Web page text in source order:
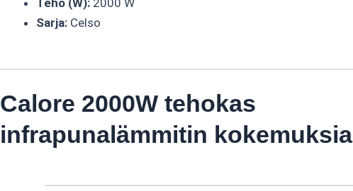
Sarja:Celso
Calore 2000W tehokas
infrapunalämmitin kokemuksia